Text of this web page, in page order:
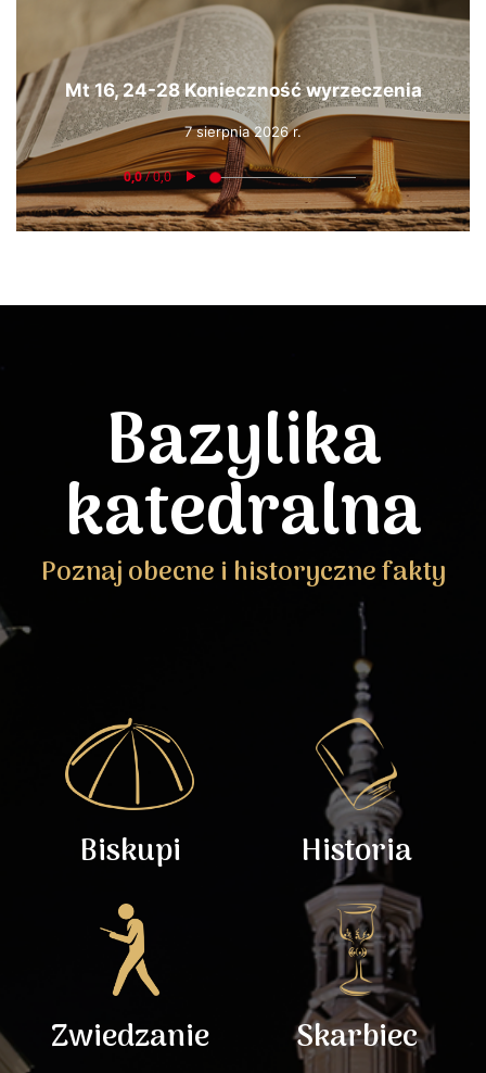
Mt 16, 24-28 Konieczność wyrzeczenia
7 sierpnia 2026 r.
Bazylika
katedralna
Poznaj obecne i historyczne fakty
Biskupi Historia
Zwiedzanie Skarbiec